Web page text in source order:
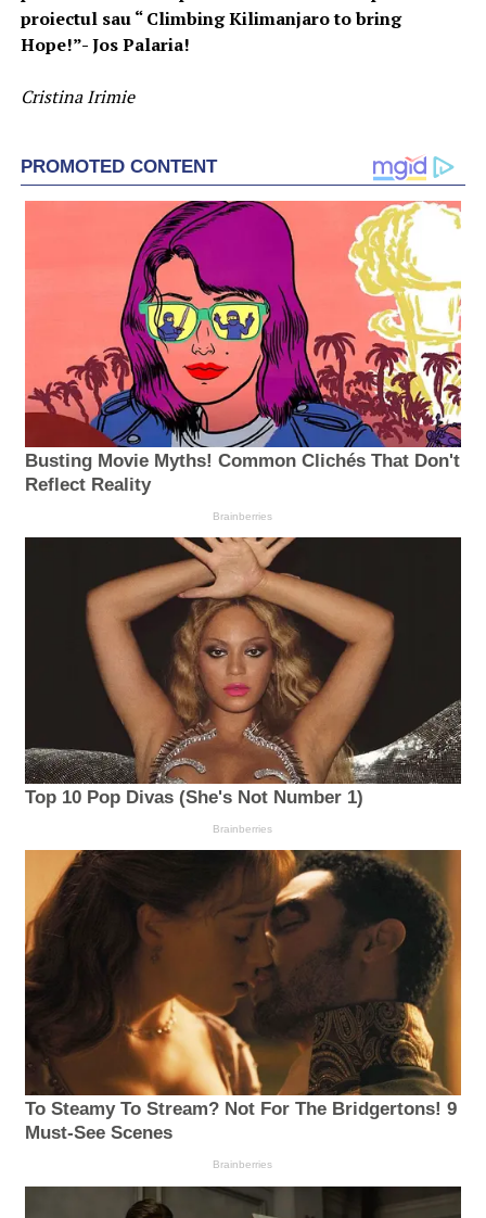
proiectul sau “ Climbing Kilimanjaro to bring
Hope!”- Jos Palaria!
Cristina Irimie